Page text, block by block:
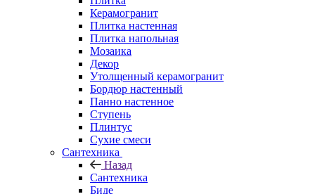
Керамогранит
Плитка настенная
Плитка напольная
Мозаика
Декор
Утолщенный керамогранит
Бордюр настенный
Панно настенное
Ступень
Плинтус
Сухие смеси
Сантехника
Назад
Сантехника
Биде